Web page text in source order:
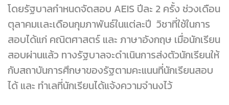
โดยรัฐบาลกำหนดจัดสอบ AEIS ปีละ 2 ครั้ง ช่วงเดือน
ตุลาคมเเละเดือนกุมภาพันธ์ในแต่ละปี วิชาที่ใช้ในการ
สอบได้แก่ คณิตศาสตร์ และ ภาษาอังกฤษ เมื่อนักเรียน
สอบผ่านแล้ว ทางรัฐบาลจะดำเนินการส่งตัวนักเรียนให้
กับสถาบันการศึกษาของรัฐตามคะแนนที่นักเรียนสอบ
ได้ และ ทำเลที่นักเรียนได้แจ้งความจำนงไว้